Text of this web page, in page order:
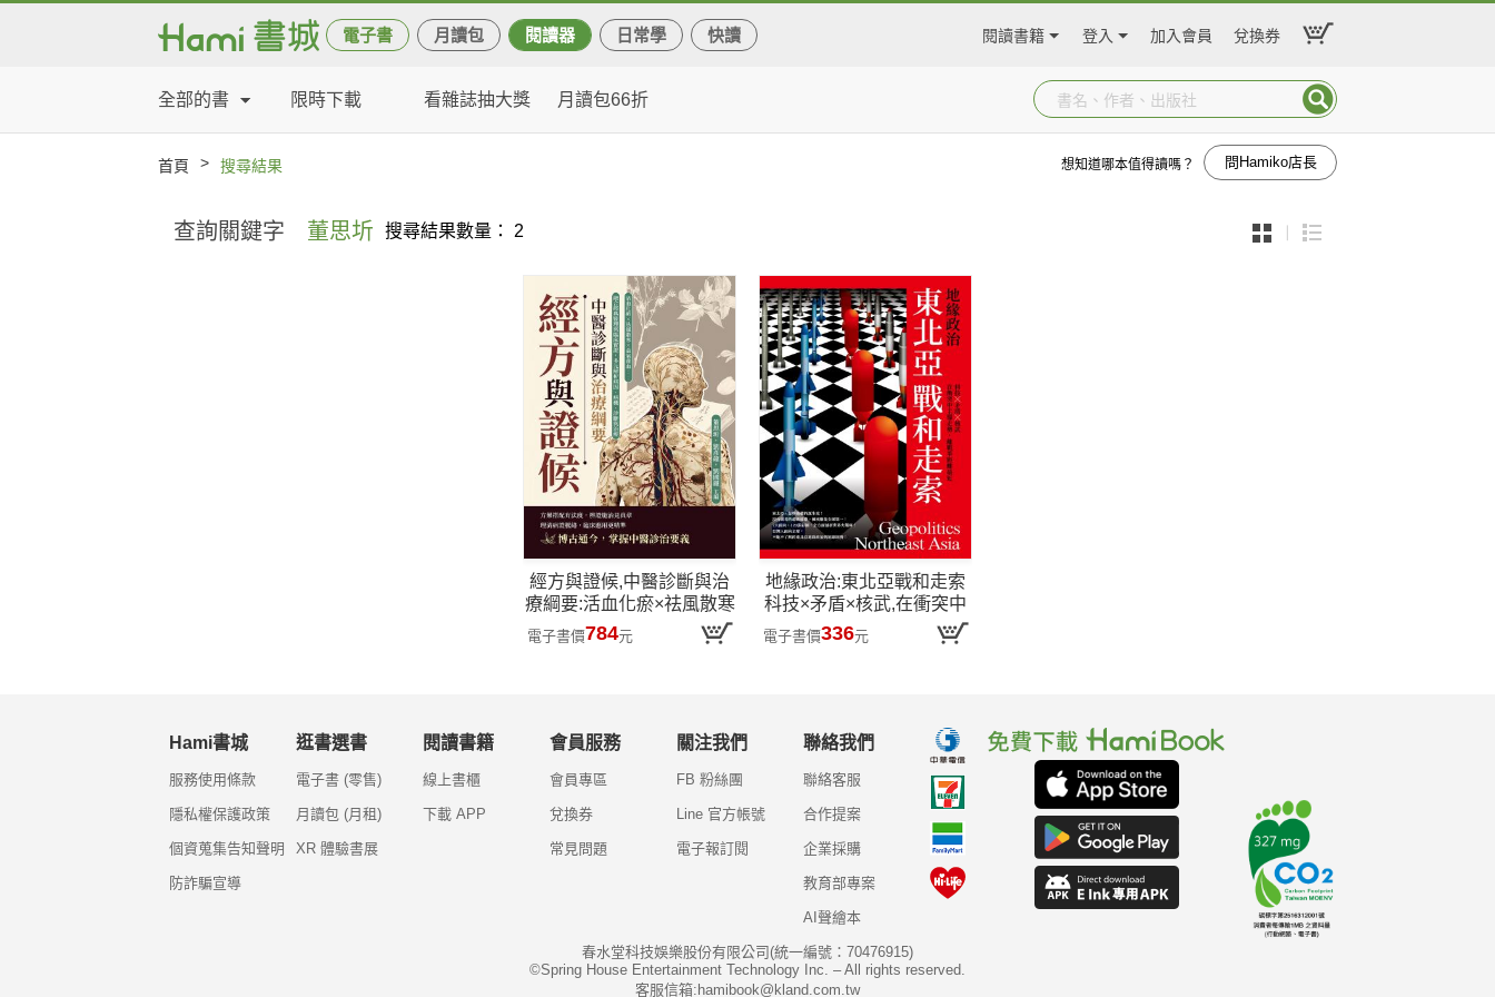
電子書 月讀包 閱讀器 日常學 快讀 閱讀書籍 登入 加入會員 兌換券
全部的書 限時下載 看雜誌抽大獎 月讀包66折
首頁 > 搜尋結果 想知道哪本值得讀嗎？ 問Hamiko店長
查詢關鍵字 董思圻 搜尋結果數量： 2
經方與證候,中醫診斷與治
療綱要:活血化瘀×祛風散寒
×益氣養血......融合經典醫
理與臨床實證,多元解析病
電子書價784元
地緣政治:東北亞戰和走索
科技×矛盾×核武,在衝突中
主導走勢,離戰爭距離最近
電子書價336元
Hami書城
服務使用條款
隱私權保護政策
個資蒐集告知聲明
防詐騙宣導
逛書選書
電子書 (零售)
月讀包 (月租)
XR 體驗書展
閱讀書籍
線上書櫃
下載 APP
會員服務
會員專區
兌換券
常見問題
關注我們
FB 粉絲團
Line 官方帳號
電子報訂閱
聯絡我們
聯絡客服
合作提案
企業採購
教育部專案
AI聲繪本
春水堂科技娛樂股份有限公司(統一編號：70476915)
©Spring House Entertainment Technology Inc. – All rights reserved.
客服信箱:hamibook@kland.com.tw